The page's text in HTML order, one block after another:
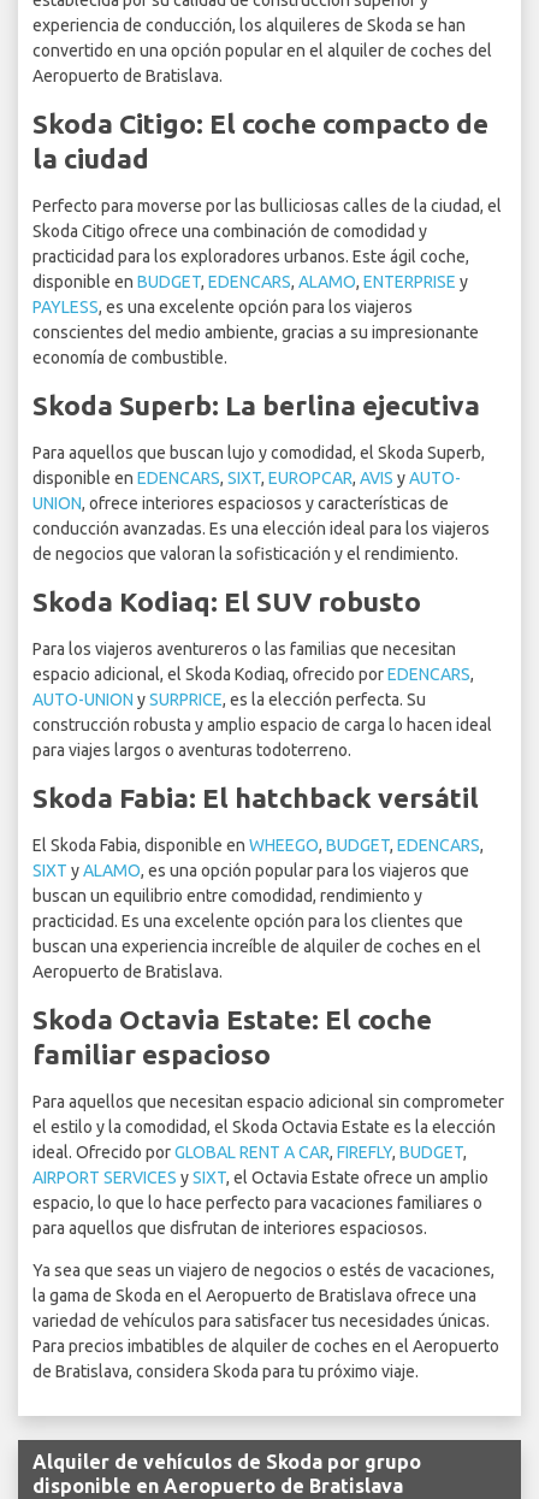
experiencia de conducción, los alquileres de Skoda se han
convertido en una opción popular en el alquiler de coches del
Aeropuerto de Bratislava.
Skoda Citigo: El coche compacto de
la ciudad
Perfecto para moverse por las bulliciosas calles de la ciudad, el
Skoda Citigo ofrece una combinación de comodidad y
practicidad para los exploradores urbanos. Este ágil coche,
disponible en BUDGET, EDENCARS, ALAMO, ENTERPRISE y
PAYLESS, es una excelente opción para los viajeros
conscientes del medio ambiente, gracias a su impresionante
economía de combustible.
Skoda Superb: La berlina ejecutiva
Para aquellos que buscan lujo y comodidad, el Skoda Superb,
disponible en EDENCARS, SIXT, EUROPCAR, AVIS yAUTO-
UNION, ofrece interiores espaciosos y características de
conducción avanzadas. Es una elección ideal para los viajeros
de negocios que valoran la sofisticación y el rendimiento.
Skoda Kodiaq: El SUV robusto
Para los viajeros aventureros o las familias que necesitan
espacio adicional, el Skoda Kodiaq, ofrecido porEDENCARS,
AUTO-UNION ySURPRICE, es la elección perfecta. Su
construcción robusta y amplio espacio de carga lo hacen ideal
para viajes largos o aventuras todoterreno.
Skoda Fabia: El hatchback versátil
El Skoda Fabia, disponible en WHEEGO, BUDGET, EDENCARS,
SIXT yALAMO, es una opción popular para los viajeros que
buscan un equilibrio entre comodidad, rendimiento y
practicidad. Es una excelente opción para los clientes que
buscan una experiencia increíble de alquiler de coches en el
Aeropuerto de Bratislava.
Skoda Octavia Estate: El coche
familiar espacioso
Para aquellos que necesitan espacio adicional sin comprometer
el estilo y la comodidad, el Skoda Octavia Estate es la elección
ideal. Ofrecido porGLOBAL RENT A CAR, FIREFLY, BUDGET,
AIRPORT SERVICES ySIXT, el Octavia Estate ofrece un amplio
espacio, lo que lo hace perfecto para vacaciones familiares o
para aquellos que disfrutan de interiores espaciosos.
Ya sea que seas un viajero de negocios o estés de vacaciones,
la gama de Skoda en el Aeropuerto de Bratislava ofrece una
variedad de vehículos para satisfacer tus necesidades únicas.
Para precios imbatibles de alquiler de coches en el Aeropuerto
de Bratislava, considera Skoda para tu próximo viaje.
Alquiler de vehículos de Skoda por grupo
disponible en Aeropuerto de Bratislava